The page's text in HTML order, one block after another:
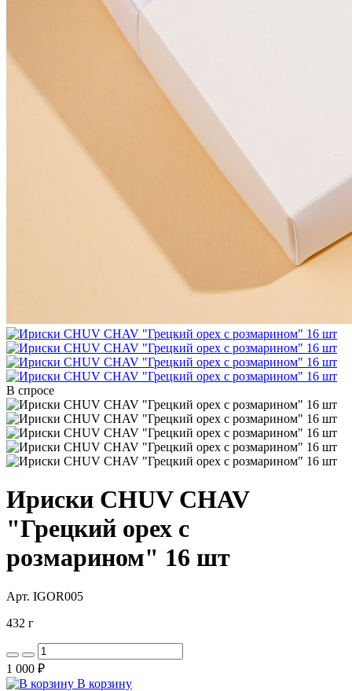
В спросе
Ириски CHUV CHAV
"Грецкий орех с
розмарином" 16 шт
Арт. IGOR005
432 г
1 000 ₽
В корзину